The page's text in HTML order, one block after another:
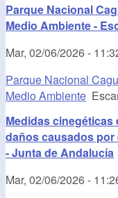
Parque Nacional
Medio Ambiente -
Mar, 02/06/2026 -
Parque Nacional
Medio Ambiente
Medidas
daños causados
- Junta de Andalucía
Mar, 02/06/2026 -